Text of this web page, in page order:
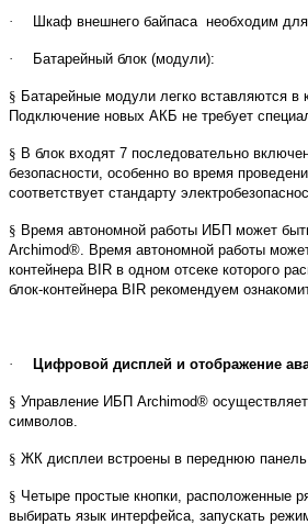
· Шкаф внешнего байпаса необходим
· Батарейный блок (модули):
§ Батарейные модули легко вставляются
Подключение новых АКБ не требует
§ В блок входят 7 последовательно
безопасности, особенно во время
соответствует стандарту
§ Время автономной работы ИБП может
Archimod®. Время автономной работы
контейнера BIR в одном отсеке которого
блок-контейнера BIR рекомендуем
· Цифровой дисплей и отображение
§ Управление ИБП Archimod®
символов.
§ ЖК дисплеи встроены в переднюю
§ Четыре простые кнопки, расположенные
выбирать язык интерфейса, запускать